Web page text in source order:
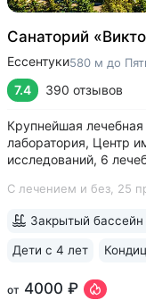
Санаторий
Ессентуки580 м до
7.4 390 отзывов
Крупнейшая
лаборатория, Центр
исследований, 6
Ессентуков. 18 минут
С лечением и без, 25
от 4000 ₽
Закрытый бассейн
Дети с 4 лет